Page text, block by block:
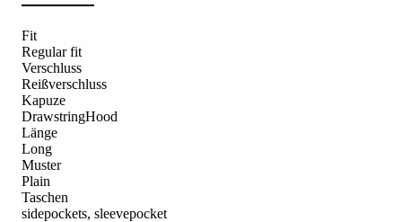
Fit
Regular fit
Verschluss
Reißverschluss
Kapuze
DrawstringHood
Länge
Long
Muster
Plain
Taschen
sidepockets, sleevepocket